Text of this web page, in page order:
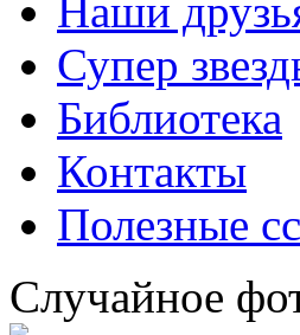
Наши
Супер
Библиотека
Контакты
Полезные
Случайное